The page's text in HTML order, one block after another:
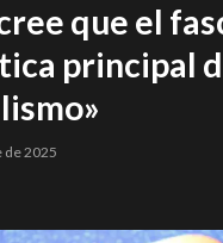
que el
principal
de 2025